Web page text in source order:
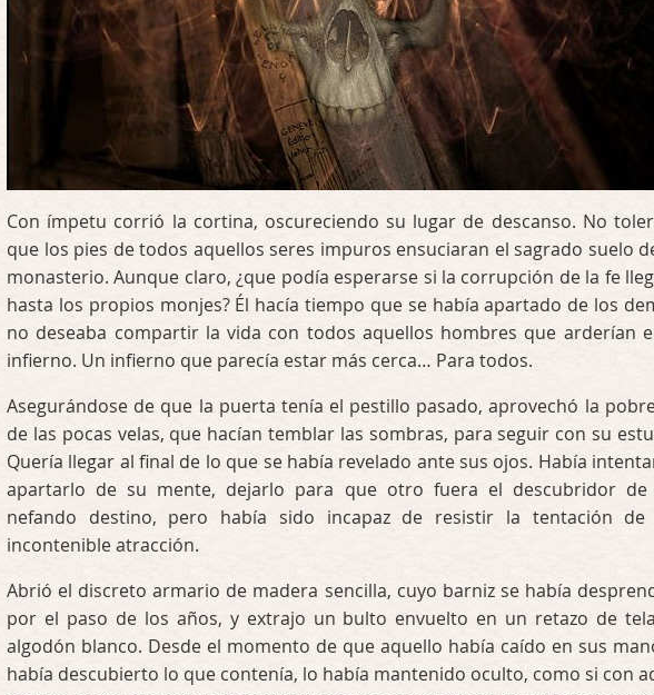
Con ímpetu corrió la cortina, oscureciendo su lugar de descanso. No
que los pies de todos aquellos seres impuros ensuciaran el sagrado suelo
monasterio. Aunque claro, ¿que podía esperarse si la corrupción de la fe
hasta los propios monjes? Él hacía tiempo que se había apartado de los
no deseaba compartir la vida con todos aquellos hombres que arderían
infierno. Un infierno que parecía estar más cerca… Para todos.
Asegurándose de que la puerta tenía el pestillo pasado, aprovechó la
de las pocas velas, que hacían temblar las sombras, para seguir con su
Quería llegar al final de lo que se había revelado ante sus ojos. Había
apartarlo de su mente, dejarlo para que otro fuera el descubridor de
nefando destino, pero había sido incapaz de resistir la tentación de
incontenible atracción.
Abrió el discreto armario de madera sencilla, cuyo barniz se había
por el paso de los años, y extrajo un bulto envuelto en un retazo de
algodón blanco. Desde el momento de que aquello había caído en sus
había descubierto lo que contenía, lo había mantenido oculto, como si con